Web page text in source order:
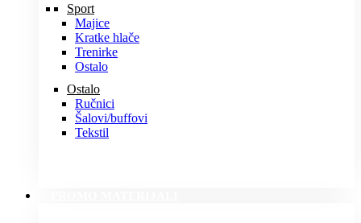
Sport
Majice
Kratke hlače
Trenirke
Ostalo
Ostalo
Ručnici
Šalovi/buffovi
Tekstil